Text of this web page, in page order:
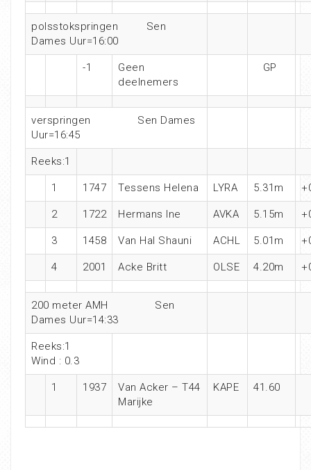
polsstokspringen Sen
Dames Uur=16:00
-1
Geen
deelnemers
GP
verspringen Sen Dames
Uur=16:45
Reeks:1
1 1747 Tessens Helena LYRA 5.31m
2 1722 Hermans Ine AVKA 5.15m
3 1458 Van Hal Shauni ACHL 5.01m
4 2001 Acke Britt OLSE 4.20m
200 meter AMH Sen
Dames Uur=14:33
Reeks:1
Wind : 0.3
1 1937
Van Acker – T44
Marijke
KAPE 41.60